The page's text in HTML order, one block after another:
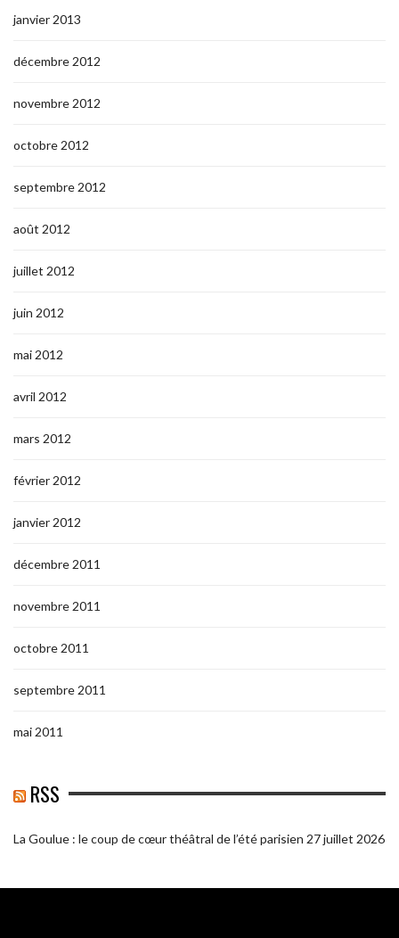
janvier 2013
décembre 2012
novembre 2012
octobre 2012
septembre 2012
août 2012
juillet 2012
juin 2012
mai 2012
avril 2012
mars 2012
février 2012
janvier 2012
décembre 2011
novembre 2011
octobre 2011
septembre 2011
mai 2011
RSS
La Goulue : le coup de cœur théâtral de l’été parisien 27 juillet 2026